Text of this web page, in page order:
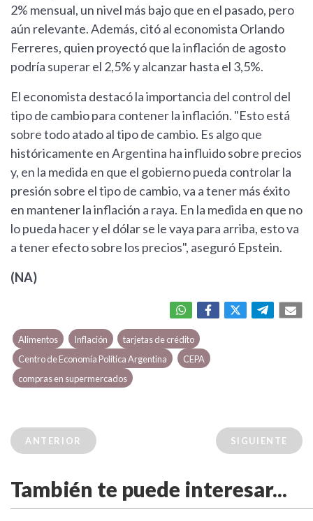
2% mensual, un nivel más bajo que en el pasado, pero
aún relevante. Además, citó al economista Orlando
Ferreres, quien proyectó que la inflación de agosto
podría superar el 2,5% y alcanzar hasta el 3,5%.
El economista destacó la importancia del control del
tipo de cambio para contener la inflación. "Esto está
sobre todo atado al tipo de cambio. Es algo que
históricamente en Argentina ha influido sobre precios
y, en la medida en que el gobierno pueda controlar la
presión sobre el tipo de cambio, va a tener más éxito
en mantener la inflación a raya. En la medida en que no
lo pueda hacer y el dólar se le vaya para arriba, esto va
a tener efecto sobre los precios", aseguró Epstein.
(NA)
Alimentos Inflación
tarjetas de crédito
Centro de Economía Política Argentina
CEPA
compras en supermercados
ANTERIOR SIGUIENTE
También te puede interesar...